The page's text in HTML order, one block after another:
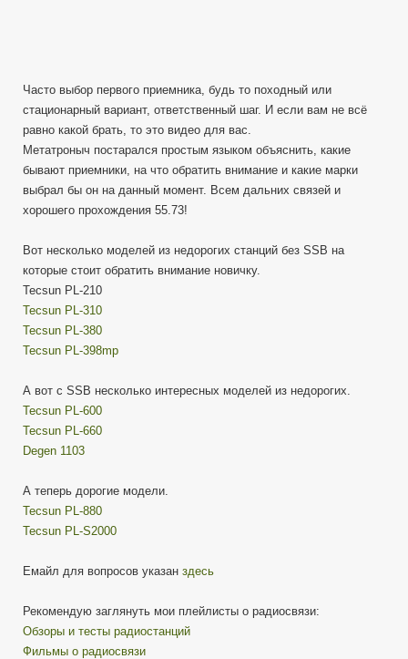
Часто выбор первого приемника, будь то походный или
стационарный вариант, ответственный шаг. И если вам не всё
равно какой брать, то это видео для вас.
Метатроныч постарался простым языком объяснить, какие
бывают приемники, на что обратить внимание и какие марки
выбрал бы он на данный момент. Всем дальних связей и
хорошего прохождения 55.73!
Вот несколько моделей из недорогих станций без SSB на
которые стоит обратить внимание новичку.
Tecsun PL-210
Tecsun PL-310
Tecsun PL-380
Tecsun PL-398mp
А вот с SSB несколько интересных моделей из недорогих.
Tecsun PL-600
Tecsun PL-660
Degen 1103
А теперь дорогие модели.
Tecsun PL-880
Tecsun PL-S2000
Емайл для вопросов указан здесь
Рекомендую заглянуть мои плейлисты о радиосвязи:
Обзоры и тесты радиостанций
Фильмы о радиосвязи